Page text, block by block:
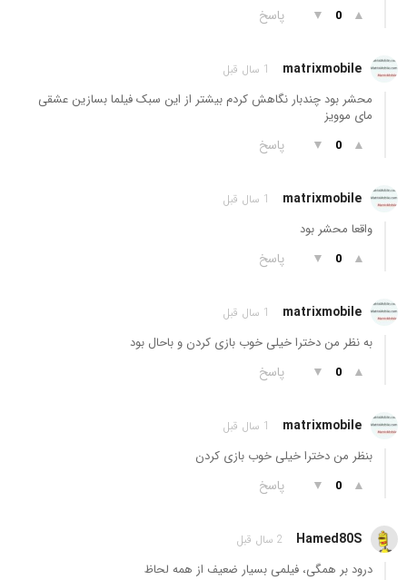
▲
0
▼ پاسخ
matrixmobile 1 سال قبل
محشر بود چندبار نگاهش کردم بیشتر از این سبک فیلما بسازین عشقی
مای موویز
▲
0
▼ پاسخ
matrixmobile 1 سال قبل
واقعا محشر بود
▲
0
▼ پاسخ
matrixmobile 1 سال قبل
به نظر من دخترا خیلی خوب بازی کردن و باحال بود
▲
0
▼ پاسخ
matrixmobile 1 سال قبل
بنظر من دخترا خیلی خوب بازی کردن
▲
0
▼ پاسخ
Hamed80S 2 سال قبل
درود بر همگی، فیلمی بسیار ضعیف از همه لحاظ